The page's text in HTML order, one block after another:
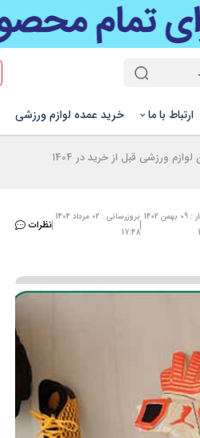
ارتباط با ما خرید عمده لوازم ورزشی
ورزشی قبل از خرید در 1404
انتشار : 09 بهمن 1402
بروزرسانی : 02 مرداد 1404
17:48
نظرات